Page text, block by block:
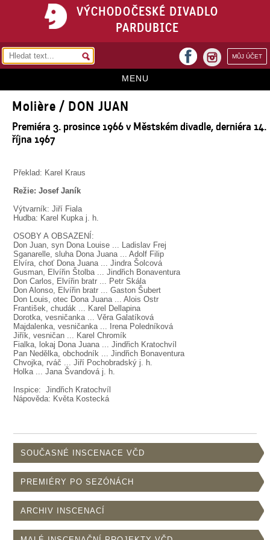
VÝCHODOČESKÉ DIVADLO
PARDUBICE
MŮJ ÚČET
facebook
MENU
HOME
PROGRAM
O DIVADLE
SOUBOR
DÁLE NABÍZÍME
Molière / DON JUAN
Premiéra 3. prosince 1966 v Městském divadle, derniéra 14.
října 1967
Překlad: Karel Kraus
Režie: Josef Janík
Výtvarník: Jiří Fiala
Hudba: Karel Kupka j. h.
OSOBY A OBSAZENÍ:
Don Juan, syn Dona Louise ... Ladislav Frej
Sganarelle, sluha Dona Juana ... Adolf Filip
Elvíra, choť Dona Juana ... Jindra Šolcová
Gusman, Elvířin Štolba ... Jindřich Bonaventura
Don Carlos, Elvířin bratr ... Petr Skála
Don Alonso, Elvířin bratr ... Gaston Šubert
Don Louis, otec Dona Juana ... Alois Ostr
František, chudák ... Karel Dellapina
Dorotka, vesničanka ... Věra Galatíková
Majdalenka, vesničanka ... Irena Poledníková
Jiřík, vesničan ... Karel Chromík
Fialka, lokaj Dona Juana ... Jindřich Kratochvíl
Pan Nedělka, obchodník ... Jindřich Bonaventura
Chvojka, rváč ... Jiří Pochobradský j. h.
Holka ... Jana Švandová j. h.
Inspice: Jindřich Kratochvíl
Nápověda: Květa Kostecká
SOUČASNÉ INSCENACE VČD
PREMIÉRY PO SEZÓNÁCH
ARCHIV INSCENACÍ